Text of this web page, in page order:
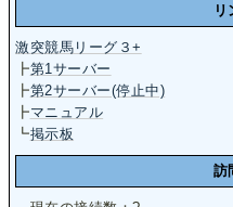
激突競馬リーグ３+
┣第1サーバー
┣第2サーバー(停止中)
┣マニュアル
┗掲示板
訪